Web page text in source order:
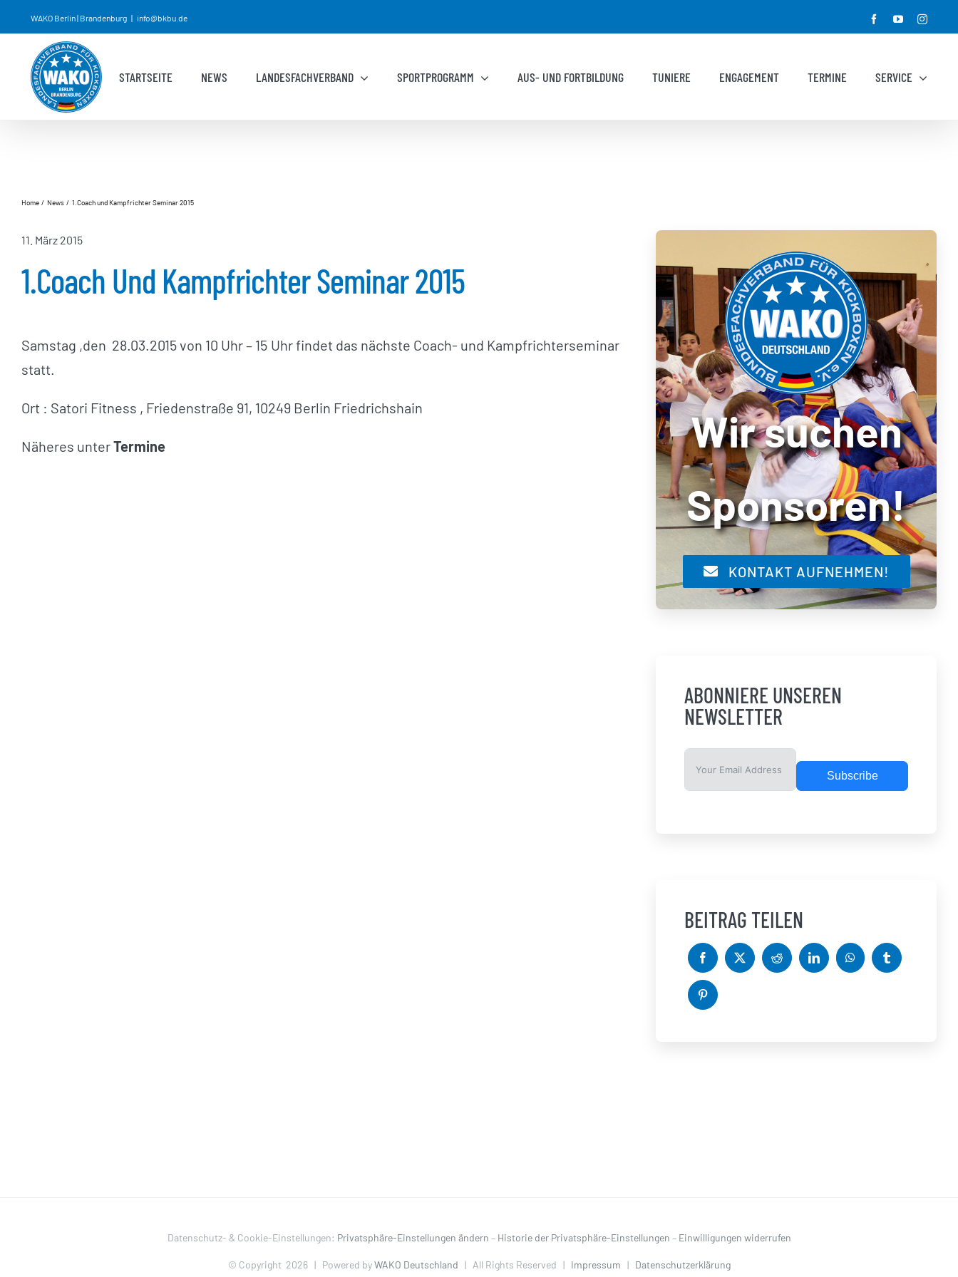
Inhalt
springen
WAKO Berlin | Brandenburg | info@bkbu.de FacebookYouTube
STARTSEITE NEWS LANDESFACHVERBAND SPORTPROGRAMM AUS- UND FORTBILDUNG TUNIERE ENGAGEMENT TERMINE SERVICE
Home News 1.Coach und Kampfrichter Seminar 2015
11. März 2015
1.Coach Und Kampfrichter Seminar 2015
Samstag ,den 28.03.2015 von 10 Uhr – 15 Uhr findet das nächste Coach- und Kampfrichterseminar
statt.
Ort : Satori Fitness , Friedenstraße 91, 10249 Berlin Friedrichshain
Näheres unterTermine
Wir suchen
Sponsoren!
KONTAKT AUFNEHMEN!
ABONNIERE UNSEREN
NEWSLETTER
Subscribe
BEITRAG TEILEN
Datenschutz- & Cookie-Einstellungen: Privatsphäre-Einstellungen ändern – Historie der Privatsphäre-Einstellungen – Einwilligungen widerrufen
© Copyright 2026 | Powered byWAKO Deutschland | All Rights Reserved | Impressum | Datenschutzerklärung